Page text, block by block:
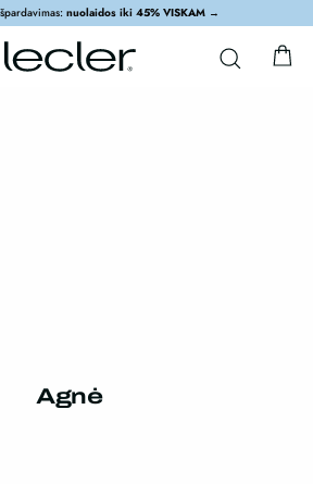
nuolaidos iki 45% VISKAM →
Agnė